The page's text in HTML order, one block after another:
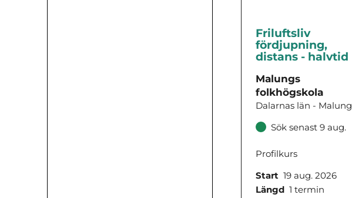
Friluftsliv
fördjupning,
distans - halvtid
Malungs
folkhögskola
Dalarnas län - Malung
Sök senast 9 aug.
Profilkurs
Start 19 aug. 2026
Längd 1 termin